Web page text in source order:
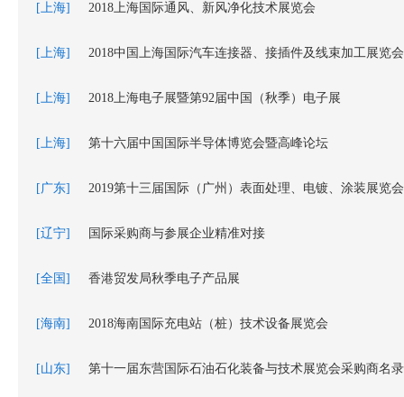
[上海] 2018上海国际通风、新风净化技术展览会
[上海] 2018中国上海国际汽车连接器、接插件及线束加工展览会
[上海] 2018上海电子展暨第92届中国（秋季）电子展
[上海] 第十六届中国国际半导体博览会暨高峰论坛
[广东] 2019第十三届国际（广州）表面处理、电镀、涂装展览会
[辽宁] 国际采购商与参展企业精准对接
[全国] 香港贸发局秋季电子产品展
[海南] 2018海南国际充电站（桩）技术设备展览会
[山东] 第十一届东营国际石油石化装备与技术展览会采购商名